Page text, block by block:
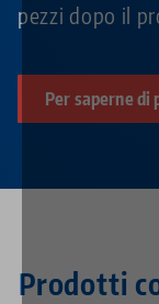
pezzi dopo il
Per saperne di
Prodotti